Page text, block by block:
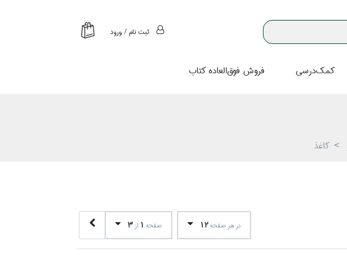
ثبت نام / ورود
كمك‌درسي فروش فوق‌العاده كتاب
كاغذ
در هر صفحه12 صفحه 1 از3